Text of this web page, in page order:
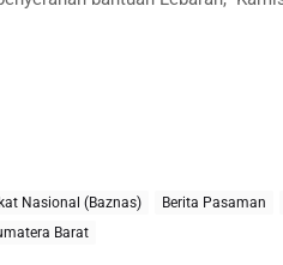
Nasional (Baznas) Berita Pasaman
Barat